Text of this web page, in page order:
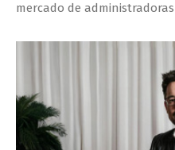
mercado de